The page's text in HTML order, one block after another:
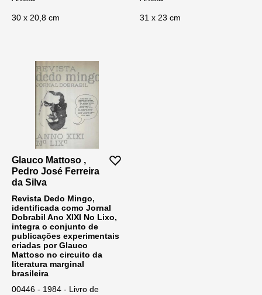
30 x 20,8 cm 31 x 23 cm
Glauco Mattoso ,
Pedro José Ferreira
da Silva
Revista Dedo Mingo,
identificada como Jornal
Dobrabil Ano XIXI No Lixo,
integra o conjunto de
publicações experimentais
criadas por Glauco
Mattoso no circuito da
literatura marginal
brasileira
00446 - 1984 - Livro de